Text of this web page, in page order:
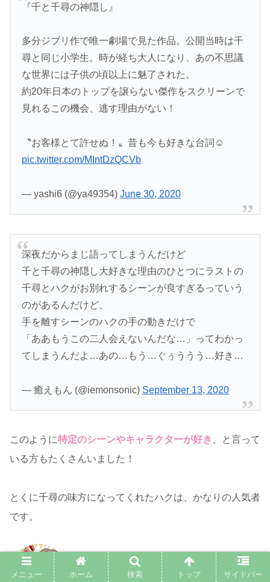
『千と千尋の神隠し』
多分ジブリ作で唯一劇場で見た作品。公開当時は千
尋と同じ小学生。時が経ち大人になり、あの不思議
な世界には子供の頃以上に魅了された。
約20年日本のトップを譲らない傑作をスクリーンで
見れるこの機会、逃す理由がない！
〝お客様とて許せぬ！〟昔も今も好きな台詞☺️
pic.twitter.com/MIntDzQCVb
— yashi6 (@ya49354)June 30, 2020
深夜だからまじ語ってしまうんだけど
千と千尋の神隠し大好きな理由のひとつにラストの
千尋とハクがお別れするシーンが良すぎるっていう
のがあるんだけど、
手を離すシーンのハクの手の動きだけで
「ああもうこの二人会えないんだな…」ってわかっ
てしまうんだよ…あの…もう…ぐぅううう…好き…
— 癒えもん (@iemonsonic) September 13, 2020
このように特定のシーンやキャラクターが好き
、と言って
いる方もたくさんいました！
とくに千尋の味方になってくれたハクは、かなりの人気者
です。
【千と千尋の神隠し】のハクが見た
メニュー ホーム 検索 トップ サイドバー